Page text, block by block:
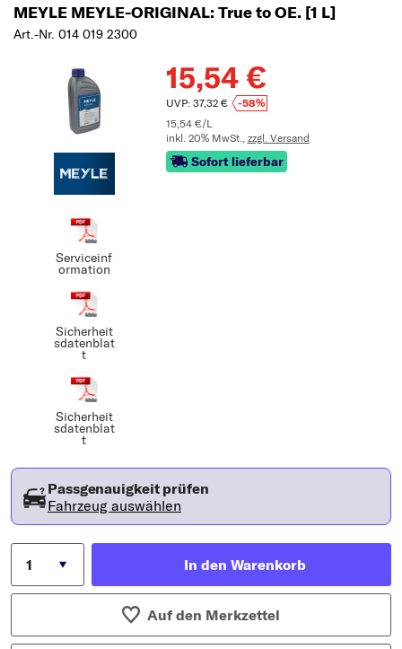
MEYLE MEYLE-ORIGINAL: True to OE. [1 L]
Art.-Nr. 014 019 2300
Serviceinf
ormation
Sicherheit
sdatenblat
t
Sicherheit
sdatenblat
t
15,54 €
UVP: 37,32 €
-58%
15,54 €/L
inkl. 20% MwSt., zzgl. Versand
Sofort lieferbar
Passgenauigkeit prüfen
Fahrzeug auswählen
In den Warenkorb
Auf den Merkzettel